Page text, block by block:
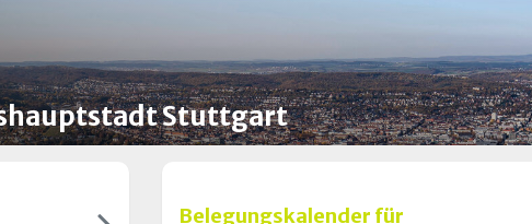
Stuttgart
Belegungskalender für